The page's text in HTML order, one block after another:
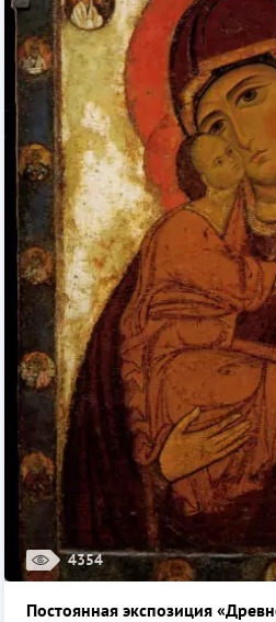
4354
Постоянная экспозиция